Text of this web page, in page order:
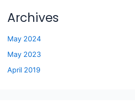
Archives
May 2024
May 2023
April 2019